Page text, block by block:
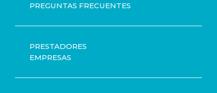
PREGUNTAS FRECUENTES
PRESTADORES
EMPRESAS